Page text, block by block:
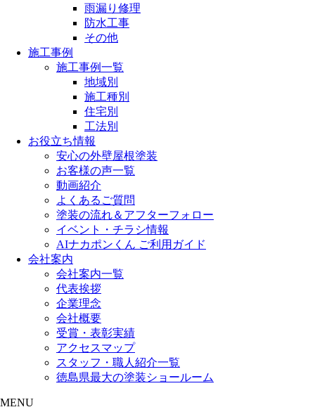
雨漏り修理
防水工事
その他
施工事例
施工事例一覧
地域別
施工種別
住宅別
工法別
お役立ち情報
安心の外壁屋根塗装
お客様の声一覧
動画紹介
よくあるご質問
塗装の流れ＆アフターフォロー
イベント・チラシ情報
AIナカポンくん ご利用ガイド
会社案内
会社案内一覧
代表挨拶
企業理念
会社概要
受賞・表彰実績
アクセスマップ
スタッフ・職人紹介一覧
徳島県最大の塗装ショールーム
MENU